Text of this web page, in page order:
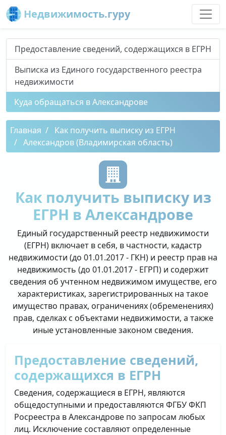
Недвижимость.гуру
Предоставление сведений, содержащихся в ЕГРН
Выписка из Единого государственного реестра
недвижимости
Куда обращаться в Александрове
Главная
Как получить выписку из ЕГРН
Александров (Владимирская область)
Как получить выписку из
ЕГРН в Александрове
Единый государственный реестр недвижимости
(ЕГРН) включает в себя, в частности, кадастр
недвижимости (до 01.01.2017 - ГКН) и реестр прав на
недвижимость (до 01.01.2017 - ЕГРП) и содержит
сведения об учтенном недвижимом имуществе, его
характеристиках, зарегистрированных на такое
имущество правах, ограничениях (обременениях)
прав, сделках с объектами недвижимости, а также
иные установленные законом сведения.
Предоставление сведений,
содержащихся в ЕГРН
Сведения, содержащиеся в ЕГРН, являются
общедоступными и предоставляются ФГБУ ФКП
Росреестра в Александрове по запросам любых
лиц. Исключение составляют определенные